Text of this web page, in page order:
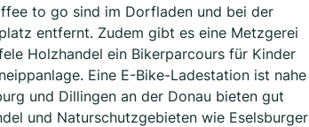
to go sind im Dorfladen und bei der
entfernt. Zudem gibt es eine Metzgerei
Holzhandel ein Bikerparcours für Kinder
Eine E-Bike-Ladestation ist nahe
und Dillingen an der Donau bieten gut
und Naturschutzgebieten wie Eselsburger